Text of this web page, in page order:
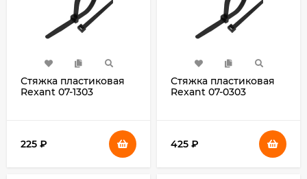
Стяжка пластиковая
Rexant 07-1303
225 ₽
Стяжка пластиковая
Rexant 07-0303
425 ₽